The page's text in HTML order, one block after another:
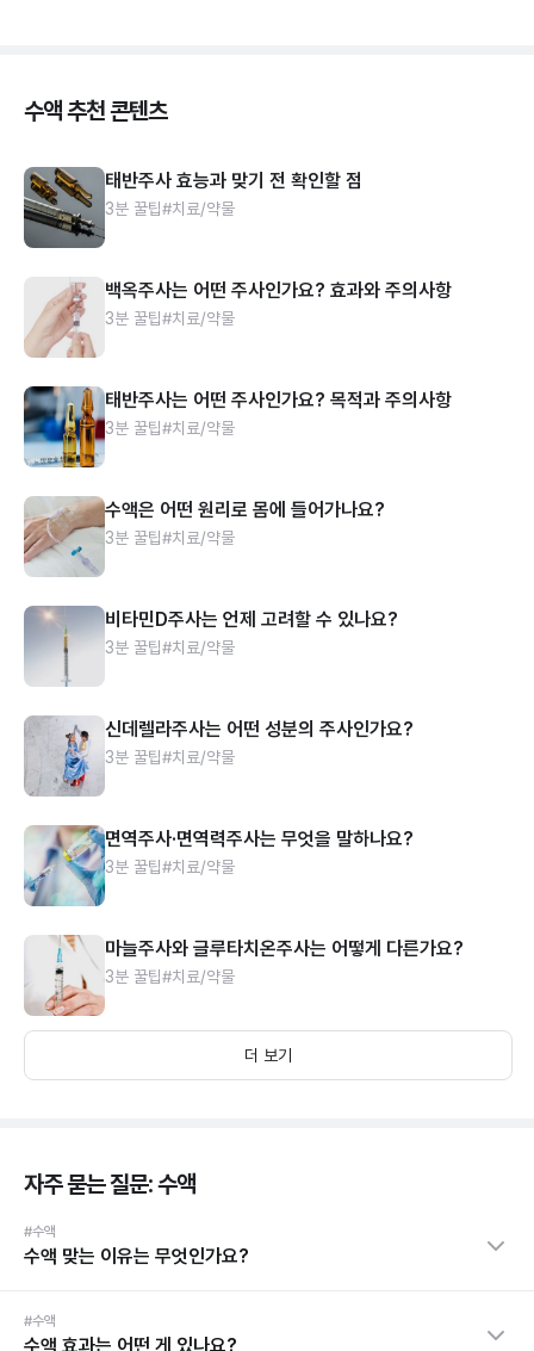
수액 추천 콘텐츠
태반주사 효능과 맞기 전 확인할 점
3분 꿀팁#치료/약물
백옥주사는 어떤 주사인가요? 효과와 주의사항
3분 꿀팁#치료/약물
태반주사는 어떤 주사인가요? 목적과 주의사항
3분 꿀팁#치료/약물
수액은 어떤 원리로 몸에 들어가나요?
3분 꿀팁#치료/약물
비타민D주사는 언제 고려할 수 있나요?
3분 꿀팁#치료/약물
신데렐라주사는 어떤 성분의 주사인가요?
3분 꿀팁#치료/약물
면역주사·면역력주사는 무엇을 말하나요?
3분 꿀팁#치료/약물
마늘주사와 글루타치온주사는 어떻게 다른가요?
3분 꿀팁#치료/약물
더 보기
자주 묻는 질문: 수액
#수액
수액 맞는 이유는 무엇인가요?
#수액
수액 효과는 어떤 게 있나요?